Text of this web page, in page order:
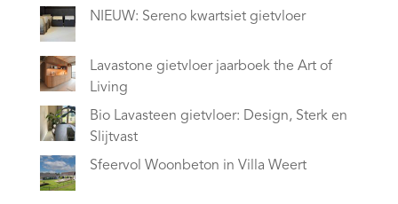
NIEUW: Sereno kwartsiet gietvloer
Lavastone gietvloer jaarboek the Art of
Living
Bio Lavasteen gietvloer: Design, Sterk en
Slijtvast
Sfeervol Woonbeton in Villa Weert